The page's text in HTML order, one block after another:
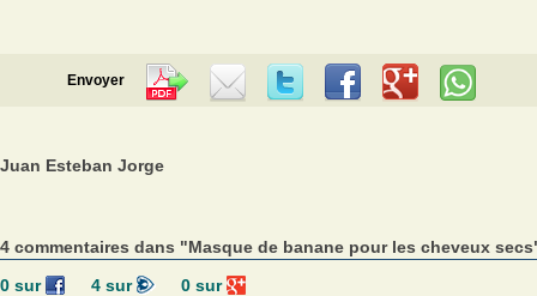
Envoyer
Juan Esteban Jorge
4 commentaires dans "Masque de banane pour les cheveux
0sur 4sur 0 sur